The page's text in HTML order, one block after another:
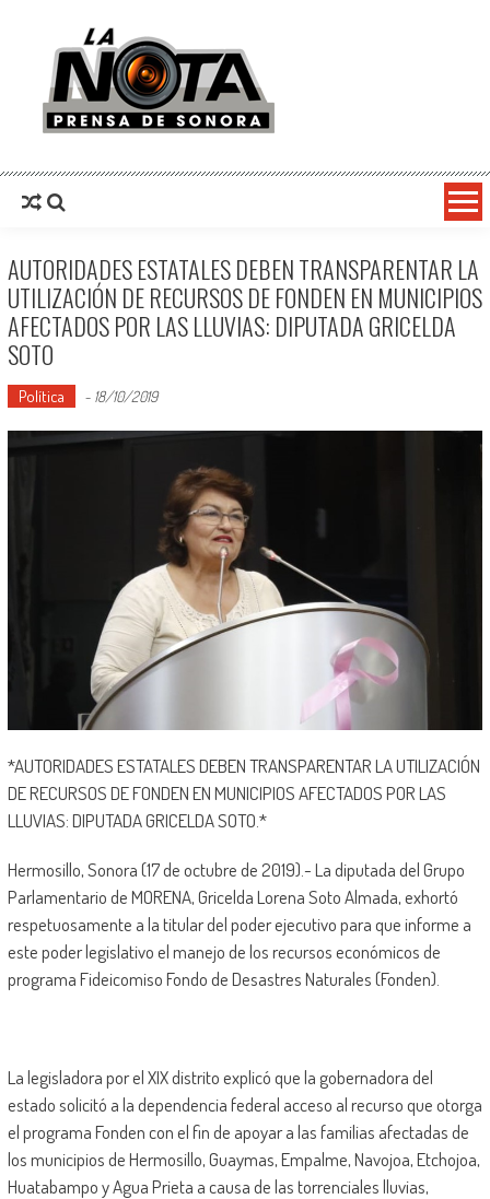
La Nota Prensa De Sonora
AUTORIDADES ESTATALES DEBEN TRANSPARENTAR LA
UTILIZACIÓN DE RECURSOS DE FONDEN EN MUNICIPIOS
AFECTADOS POR LAS LLUVIAS: DIPUTADA GRICELDA
SOTO
Política - 18/10/2019
*AUTORIDADES ESTATALES DEBEN TRANSPARENTAR LA UTILIZACIÓN
DE RECURSOS DE FONDEN EN MUNICIPIOS AFECTADOS POR LAS
LLUVIAS: DIPUTADA GRICELDA SOTO.*
Hermosillo, Sonora (17 de octubre de 2019).- La diputada del Grupo
Parlamentario de MORENA, Gricelda Lorena Soto Almada, exhortó
respetuosamente a la titular del poder ejecutivo para que informe a
este poder legislativo el manejo de los recursos económicos de
programa Fideicomiso Fondo de Desastres Naturales (Fonden).
La legisladora por el XIX distrito explicó que la gobernadora del
estado solicitó a la dependencia federal acceso al recurso que otorga
el programa Fonden con el fin de apoyar a las familias afectadas de
los municipios de Hermosillo, Guaymas, Empalme, Navojoa, Etchojoa,
Huatabampo y Agua Prieta a causa de las torrenciales lluvias,